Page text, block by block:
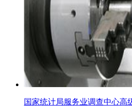
国家统计局服务业调查中心高